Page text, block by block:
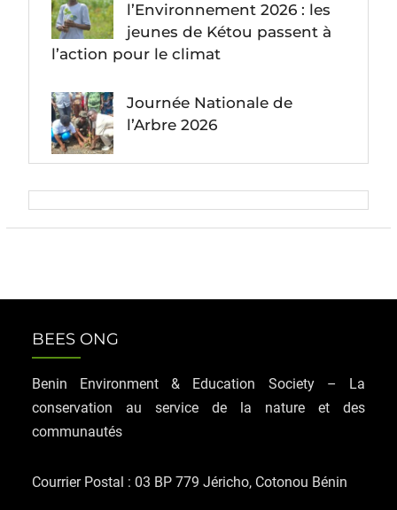
l’Environnement 2026 : les
jeunes de Kétou passent à
l’action pour le climat
Journée Nationale de
l’Arbre 2026
BEES ONG
Benin Environment & Education Society – La
conservation au service de la nature et des
communautés
Courrier Postal : 03 BP 779 Jéricho, Cotonou Bénin